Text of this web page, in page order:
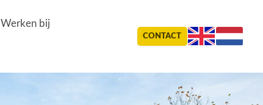
Werken bij
CONTACT